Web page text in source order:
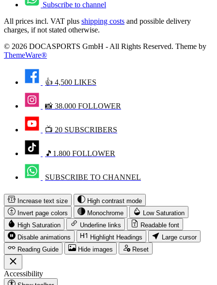
Subscribe to channel
All prices incl. VAT plus shipping costs and possible delivery
charges, if not stated otherwise.
© 2026 DOCASPORTS GmbH - All Rights Reserved. Theme by
ThemeWare®
👍 4,500 LIKES
📸 38.000 FOLLOWER
📺 20 SUBSCRIBERS
🎵1.800 FOLLOWER
SUBSCRIBE TO CHANNEL
Increase text size
High contrast mode
Invert page colors
Monochrome
Low Saturation
High Saturation
Underline links
Readable font
Disable animations
Highlight Headings
Large cursor
Reading Guide
Hide images Reset
Accessibility